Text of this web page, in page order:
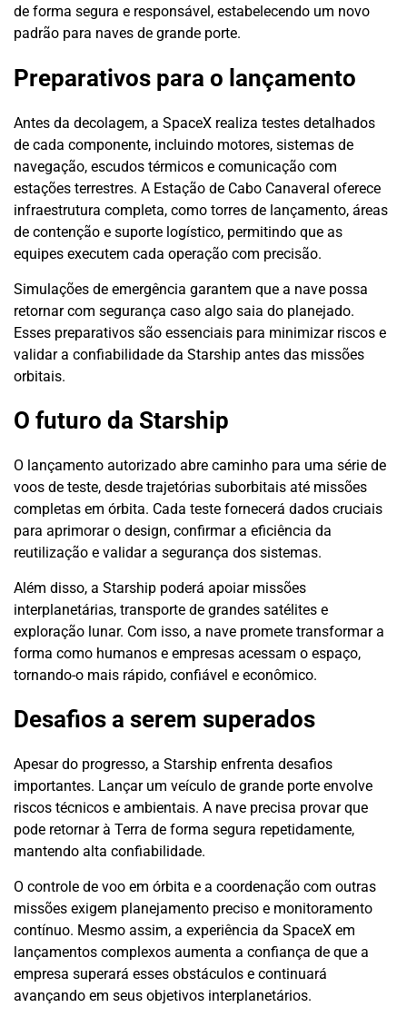
de forma segura e responsável, estabelecendo um novo
padrão para naves de grande porte.
Preparativos para o lançamento
Antes da decolagem, a SpaceX realiza testes detalhados
de cada componente, incluindo motores, sistemas de
navegação, escudos térmicos e comunicação com
estações terrestres. A Estação de Cabo Canaveral oferece
infraestrutura completa, como torres de lançamento, áreas
de contenção e suporte logístico, permitindo que as
equipes executem cada operação com precisão.
Simulações de emergência garantem que a nave possa
retornar com segurança caso algo saia do planejado.
Esses preparativos são essenciais para minimizar riscos e
validar a confiabilidade da Starship antes das missões
orbitais.
O futuro da Starship
O lançamento autorizado abre caminho para uma série de
voos de teste, desde trajetórias suborbitais até missões
completas em órbita. Cada teste fornecerá dados cruciais
para aprimorar o design, confirmar a eficiência da
reutilização e validar a segurança dos sistemas.
Além disso, a Starship poderá apoiar missões
interplanetárias, transporte de grandes satélites e
exploração lunar. Com isso, a nave promete transformar a
forma como humanos e empresas acessam o espaço,
tornando-o mais rápido, confiável e econômico.
Desafios a serem superados
Apesar do progresso, a Starship enfrenta desafios
importantes. Lançar um veículo de grande porte envolve
riscos técnicos e ambientais. A nave precisa provar que
pode retornar à Terra de forma segura repetidamente,
mantendo alta confiabilidade.
O controle de voo em órbita e a coordenação com outras
missões exigem planejamento preciso e monitoramento
contínuo. Mesmo assim, a experiência da SpaceX em
lançamentos complexos aumenta a confiança de que a
empresa superará esses obstáculos e continuará
avançando em seus objetivos interplanetários.